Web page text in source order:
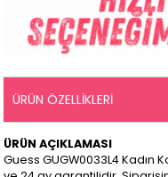
ÜRÜN ÖZELLIKLERI
ÜRÜN AÇIKLAMASI
Guess GUGW0033L4 Kadın